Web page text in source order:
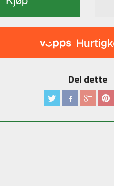
Del dette